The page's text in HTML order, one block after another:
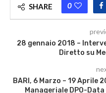
SHARE 0
28 gennaio 2018 –
Diretto su
BARI, 6 Marzo – 19 Aprile
Manageriale DPO-